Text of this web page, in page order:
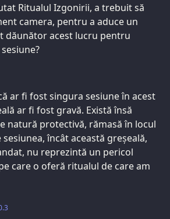
Ritualul Izgonirii, a trebuit să
camera, pentru a aduce un
dăunător acest lucru pentru
ar fi fost singura sesiune în acest
ar fi fost gravă. Există însă
natură protectivă, rămasă în locul
încât această greșeală,
nu reprezintă un pericol
care o oferă ritualul de care am